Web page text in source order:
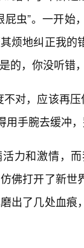
屁虫”。一开
烦地纠正我
的，你没听错
对，应该再
用手腕去缓冲
力和激情，
佛打开了新
出了几处血